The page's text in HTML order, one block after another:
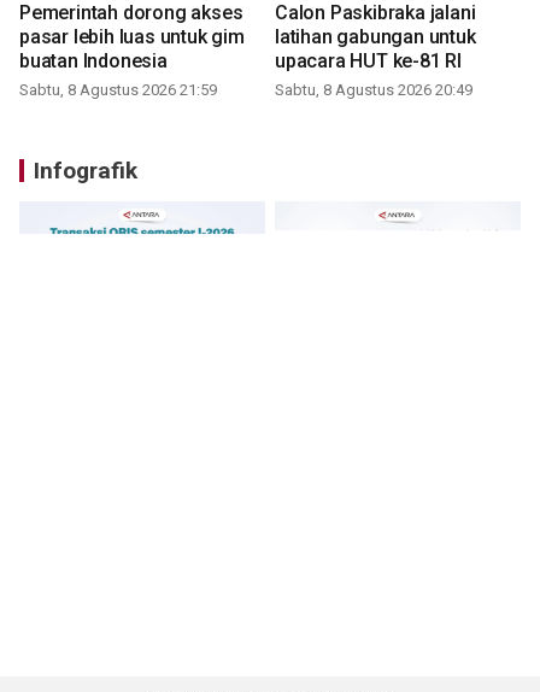
Pemerintah dorong akses
pasar lebih luas untuk gim
buatan Indonesia
Sabtu, 8 Agustus 2026 21:59
Calon Paskibraka jalani
latihan gabungan untuk
upacara HUT ke-81 RI
Sabtu, 8 Agustus 2026 20:49
Infografik